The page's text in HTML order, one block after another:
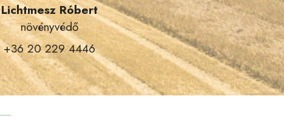
Lichtmesz Róbert
növényvédő
+36 20 229 4446